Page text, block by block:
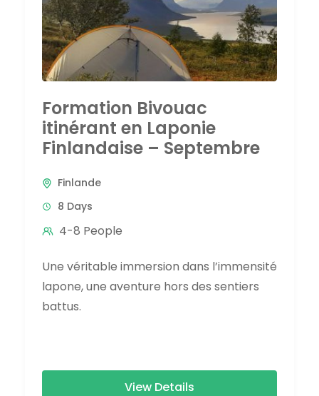
Formation Bivouac
itinérant en Laponie
Finlandaise – Septembre
Finlande
8 Days
4-8 People
Une véritable immersion dans l’immensité
lapone, une aventure hors des sentiers
battus.
View Details